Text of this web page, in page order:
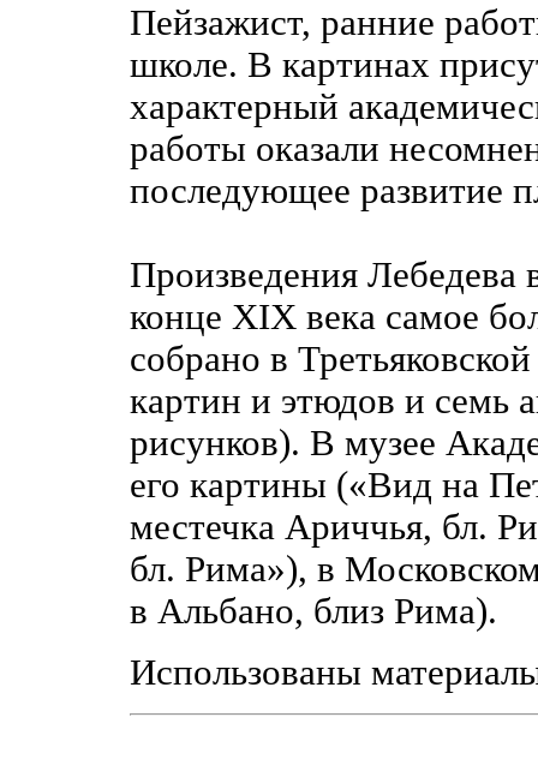
Пейзажист, ранние
школе. В картинах
характерный
работы оказали
последующее развитие
Произведения Лебедева
конце XIX века самое
собрано в
картин и этюдов и семь
рисунков). В музее
его картины («Вид на
местечка Ариччья, бл.
бл. Рима»), в
в Альбано, близ Рима).
Использованы